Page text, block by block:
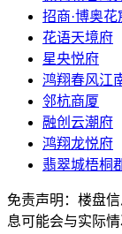
招商·博奥花
花语天境府
星央悦府
鸿翔春风江
邻杭商厦
融创云潮府
鸿翔龙悦府
翡翠城梧桐
免责声明：楼盘
息可能会与实际